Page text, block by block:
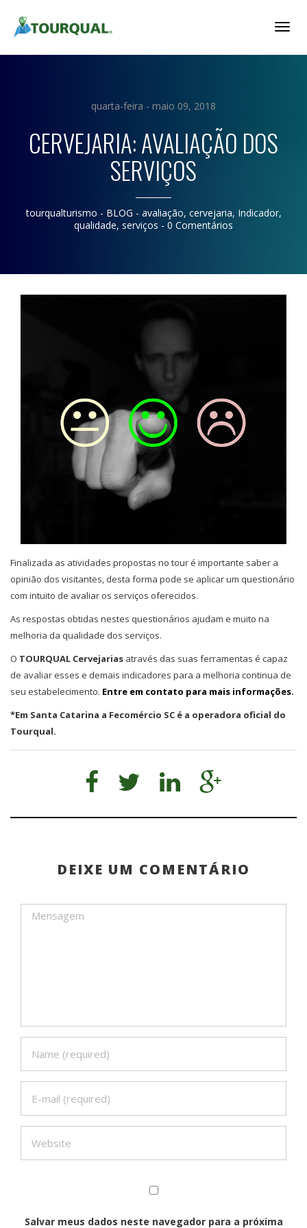
quarta-feira - maio 09, 2018
CERVEJARIA: AVALIAÇÃO DOS
SERVIÇOS
tourqualturismo - BLOG - avaliação, cervejaria, Indicador,
qualidade, serviços - 0 Comentários
Finalizada as atividades propostas no tour é importante saber a
opinião dos visitantes, desta forma pode se aplicar um questionário
com intuito de avaliar os serviços oferecidos.
As respostas obtidas nestes questionários ajudam e muito na
melhoria da qualidade dos serviços.
O TOURQUAL Cervejarias através das suas ferramentas é capaz
de avaliar esses e demais indicadores para a melhoria continua de
seu estabelecimento. Entre em contato para mais informações.
*Em Santa Catarina a Fecomércio SC é a operadora oficial do
Tourqual.
DEIXE UM COMENTÁRIO
Salvar meus dados neste navegador para a próxima